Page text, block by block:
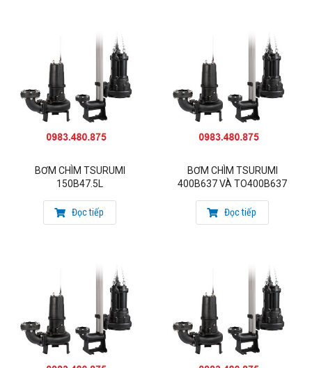
Uứng dụng:
+ Bơm chìm thoát nước thải trong hệ xử lý nước thải
BƠM CHÌM TSURUMI
150B47.5L
Đọc tiếp
BƠM CHÌM TSURUMI
400B637 VÀ TO400B637
Đọc tiếp